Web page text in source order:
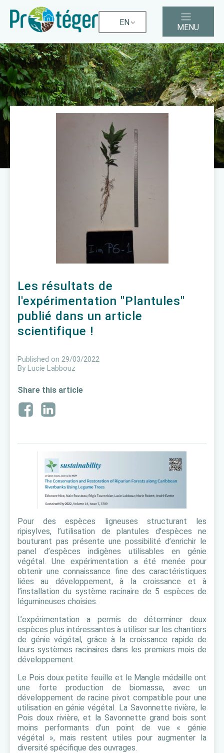
EN
MENU
Les résultats de
l'expérimentation "Plantules"
publié dans un article
scientifique !
Published on 29/03/2022
By Lucie Labbouz
Share this article
Pour des espèces ligneuses structurant les
ripisylves, l’utilisation de plantules d'espèces ne
bouturant pas présente une possibilité d’enrichir le
panel d’espèces indigènes utilisables en génie
végétal. Une expérimentation a été menée pour
obtenir une connaissance fine des caractéristiques
liées au développement, à la croissance et à
l’installation du système racinaire de 5 espèces de
légumineuses choisies.
L’expérimentation a permis de déterminer deux
espèces plus intéressantes à utiliser sur les chantiers
de génie végétal, grâce à la croissance rapide de
leurs systèmes racinaires dans les premiers mois de
développement.
Le Pois doux petite feuille et le Mangle médaille ont
une forte production de biomasse, avec un
développement de racine pivot compatible pour une
utilisation en génie végétal. La Savonnette rivière, le
Pois doux rivière, et la Savonnette grand bois sont
moins performants d’un point de vue « génie
végétal », mais restent utiles pour augmenter la
diversité spécifique des ouvrages.